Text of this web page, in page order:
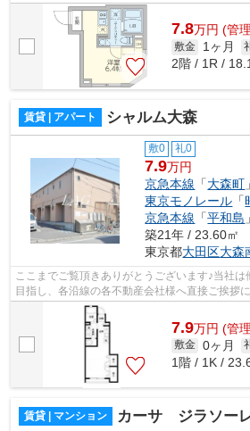
様へ提供しております！最新の情報は...
7.8万円 (管
敷金 1ヶ月
2階 / 1R /
賃貸 | アパート シャルム大森
敷0 礼0
7.9万円
京急本線 「大森町
東京モノレール 「
京急本線 「平和島
築21年 / 23.60㎡
東京都大田区大森
ここまでご覧頂きありがとうございます♪当社
目指し、各沿線の各不動産会社様へ直接ご挨拶
様へ提供しております！最新の情報は...
7.9万円 (管
敷金 0ヶ月
1階 / 1K /
賃貸 | マンション カーサ ジラソー